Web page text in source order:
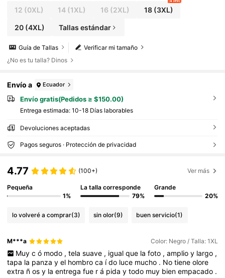
12 (0XL) 14 (1XL) 16 (2XL) 18(3XL)
20(4XL) Tallas estándar
Verificar mi tamaño
Guía de Tallas
¿No es tu talla? Dinos
Envío a Ecuador
Envío gratis(Pedidos ≥ $150.00)
Entrega estimada: 10-18 Días laborables
Devoluciones aceptadas
Pagos seguros · Protección de privacidad
4.77 (100+) Ver más
Pequeña
1%
La talla corresponde
79%
Grande
20%
lo volveré a comprar(3) sin olor(9) buen servicio(1)
M***a Color: Negro / Talla: 1XL
Muy c ó modo , tela suave , igual que la foto , amplio y largo ,
tapa la panzayel hombroca ído luce mucho . Notieneolore
extra ñosy laentregafue rá pidaytodo muy bienempacado .